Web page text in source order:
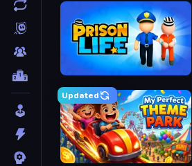
Prison Life
Updated
My Perfect Theme Park